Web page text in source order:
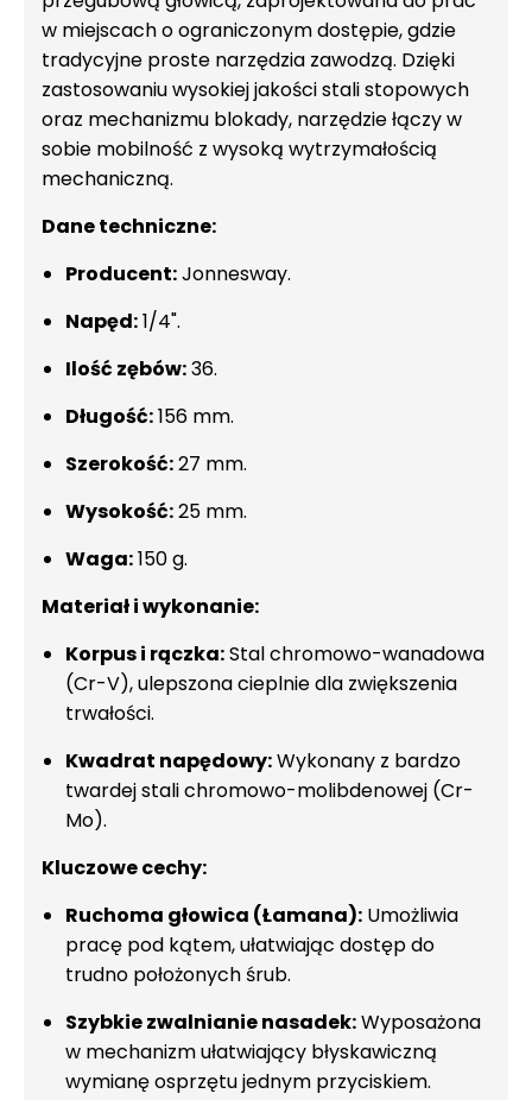
w miejscach o ograniczonym dostępie, gdzie
tradycyjne proste narzędzia zawodzą. Dzięki
zastosowaniu wysokiej jakości stali stopowych
oraz mechanizmu blokady, narzędzie łączy w
sobie mobilność z wysoką wytrzymałością
mechaniczną.
Dane techniczne:
Producent:Jonnesway.
Napęd:1/4".
Ilość zębów:36.
Długość:156 mm.
Szerokość:27 mm.
Wysokość:25 mm.
Waga:150 g.
Materiał i wykonanie:
Korpus i rączka:Stal chromowo-wanadowa
(Cr-V), ulepszona cieplnie dla zwiększenia
trwałości.
Kwadrat napędowy:Wykonany z bardzo
twardej stali chromowo-molibdenowej (Cr-
Mo).
Kluczowe cechy:
Ruchoma głowica (Łamana): Umożliwia
pracę pod kątem, ułatwiając dostęp do
trudno położonych śrub.
Szybkie zwalnianie nasadek:Wyposażona
w mechanizm ułatwiający błyskawiczną
wymianę osprzętu jednym przyciskiem.